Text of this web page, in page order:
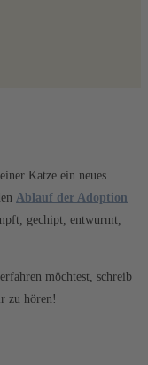
Katze ein neues
Ablauf der Adoption
gechipt, entwurmt,
möchtest, schreib
zu hören!